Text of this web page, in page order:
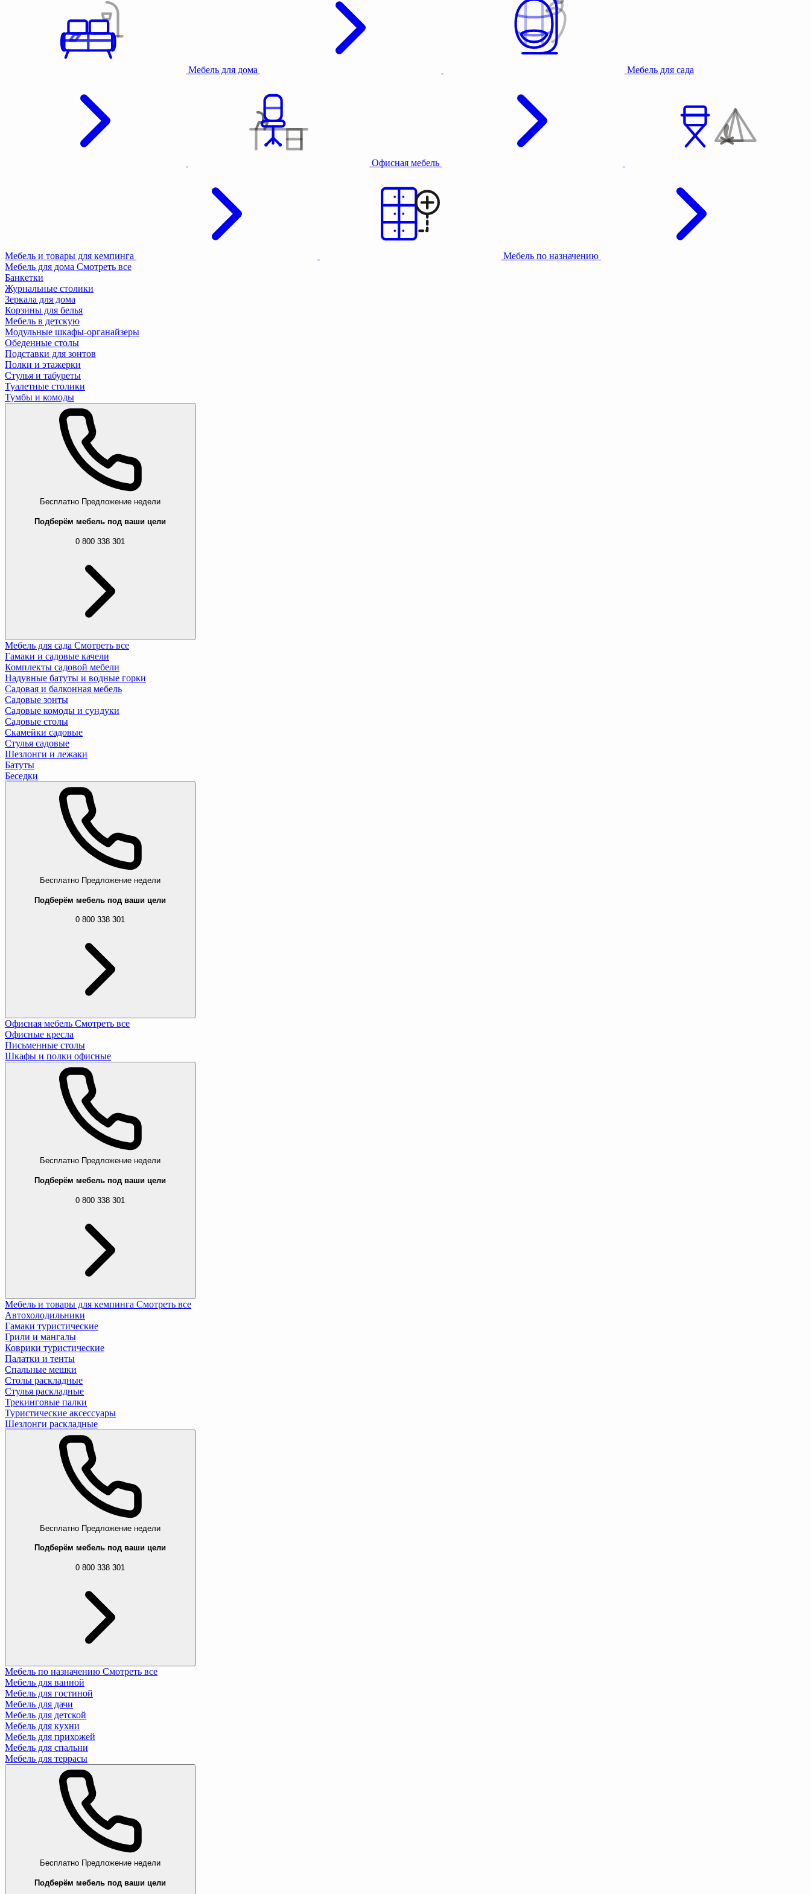
Мебель для дома Мебель для сада
Офисная мебель
Мебель и товары для кемпинга
Мебель по назначению
Мебель для домаСмотреть все
Банкетки
Журнальные столики
Зеркала для дома
Корзины для белья
Мебель в детскую
Модульные шкафы-органайзеры
Обеденные столы
Подставки для зонтов
Полки и этажерки
Стулья и табуреты
Туалетные столики
Тумбы и комоды
Бесплатно Предложение недели
Подберём мебель под ваши цели
0 800 338 301
Мебель для сада Смотреть все
Гамаки и садовые качели
Комплекты садовой мебели
Надувные батуты и водные горки
Садовая и балконная мебель
Садовые зонты
Садовые комоды и сундуки
Садовые столы
Скамейки садовые
Стулья садовые
Шезлонги и лежаки
Батуты
Беседки
Бесплатно Предложение недели
Подберём мебель под ваши цели
0 800 338 301
Офисная мебельСмотреть все
Офисные кресла
Письменные столы
Шкафы и полки офисные
Бесплатно Предложение недели
Подберём мебель под ваши цели
0 800 338 301
Мебель и товары для кемпинга Смотреть все
Автохолодильники
Гамаки туристические
Грили и мангалы
Коврики туристические
Палатки и тенты
Спальные мешки
Столы раскладные
Стулья раскладные
Трекинговые палки
Туристические аксессуары
Шезлонги раскладные
Бесплатно Предложение недели
Подберём мебель под ваши цели
0 800 338 301
Мебель по назначениюСмотреть все
Мебель для ванной
Мебель для гостиной
Мебель для дачи
Мебель для детской
Мебель для кухни
Мебель для прихожей
Мебель для спальни
Мебель для террасы
Бесплатно Предложение недели
Подберём мебель под ваши цели
Извините, этот товар отсутствует на складе
Мы подобрали для вас похожие товары
Сундук для хранения Di Volio Naro 212 L бежевый
8 888 грн
Комплект садовой мебели Di Volio Albenga черный
77 988 грн
Садовый стол Di Volio Dego бежевый
2 688 грн